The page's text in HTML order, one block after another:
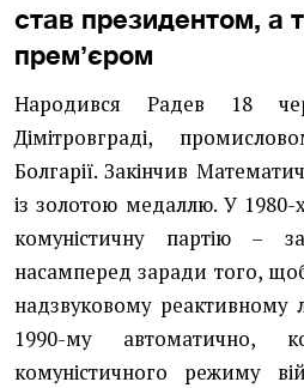
став президентом, а
премʼєром
Народився Радев 18
Дімітровграді,
Болгарії. Закінчив
із золотою медаллю. У 1980-
комуністичну партію –
насамперед заради того,
надзвуковому реактивному
1990-му автоматично,
комуністичного режиму